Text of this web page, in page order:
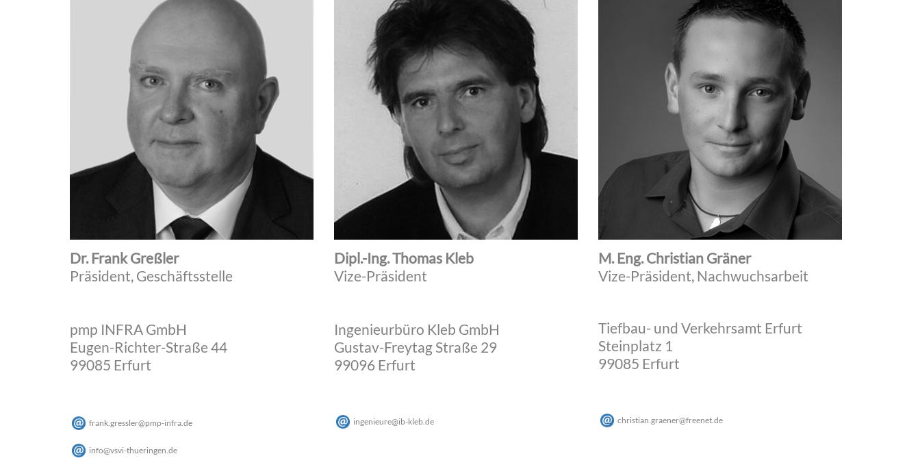
Dr. Frank Greßler
Präsident, Geschäftsstelle
pmp INFRA GmbH
Eugen-Richter-Straße 44
99085 Erfurt
frank.gressler@pmp-infra de
info@vsvi-thueringen de
Dipl.-Ing. Thomas Kleb
Vize-Präsident
Ingenieurbüro Kleb GmbH
Gustav-Freytag Straße 29
99096 Erfurt
ingenieure@ib-kleb .de
M. Eng. Christian Gräner
Vize-Präsident, Nachwuchsarbeit
Tiefbau- und Verkehrsamt Erfurt
Steinplatz 1
99085 Erfurt
christian.graener@freenet .de